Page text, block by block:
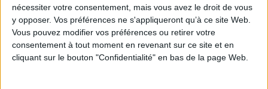
nécessiter votre consentement, mais vous avez le droit de vous
y opposer. Vos préférences ne s'appliqueront qu’à ce site Web.
Vous pouvez modifier vos préférences ou retirer votre
consentement à tout moment en revenant sur ce site et en
cliquant sur le bouton "Confidentialité" en bas de la page Web.
LES DERNIÈRES PARUTIONS